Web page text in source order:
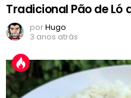
Tradicional Pão de Ló
porHugo
3 anos atrás